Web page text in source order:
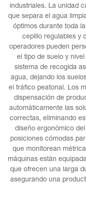
industriales. La unidad
que separa el agua
óptimos durante toda
cepillo regulables y
operadores pueden
el tipo de suelo y
sistema de recogida
agua, dejando los
el tráfico peatonal. Los
dispensación de
automáticamente las
correctas, eliminando
diseño ergonómico
posiciones cómodas
que monitorean
máquinas están
que ofrecen una larga
asegurando una